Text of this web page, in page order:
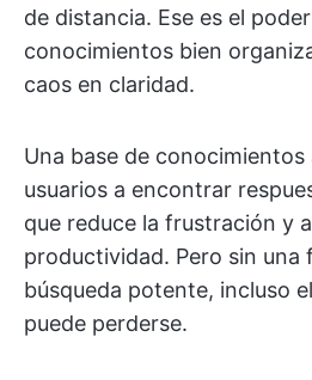
de distancia. Ese es el
conocimientos bien
caos en claridad.
Una base de conocimientos
usuarios a encontrar
que reduce la frustración y
productividad. Pero sin una
búsqueda potente, incluso
puede perderse.